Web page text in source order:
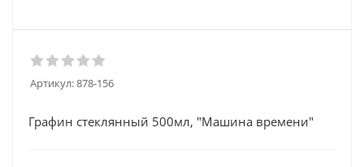
Артикул:878-156
Графин стеклянный 500мл, "Машина времени"